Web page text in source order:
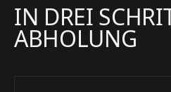
IN DREI
ABHOLUNG